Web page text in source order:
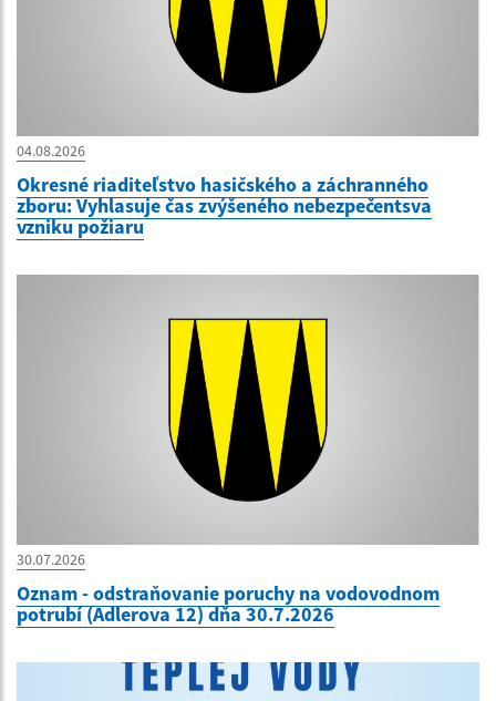
04.08.2026
Okresné riaditeľstvo hasičského a záchranného
zboru: Vyhlasuje čas zvýšeného nebezpečentsva
vzniku požiaru
30.07.2026
Oznam - odstraňovanie poruchy na vodovodnom
potrubí (Adlerova 12) dňa 30.7.2026